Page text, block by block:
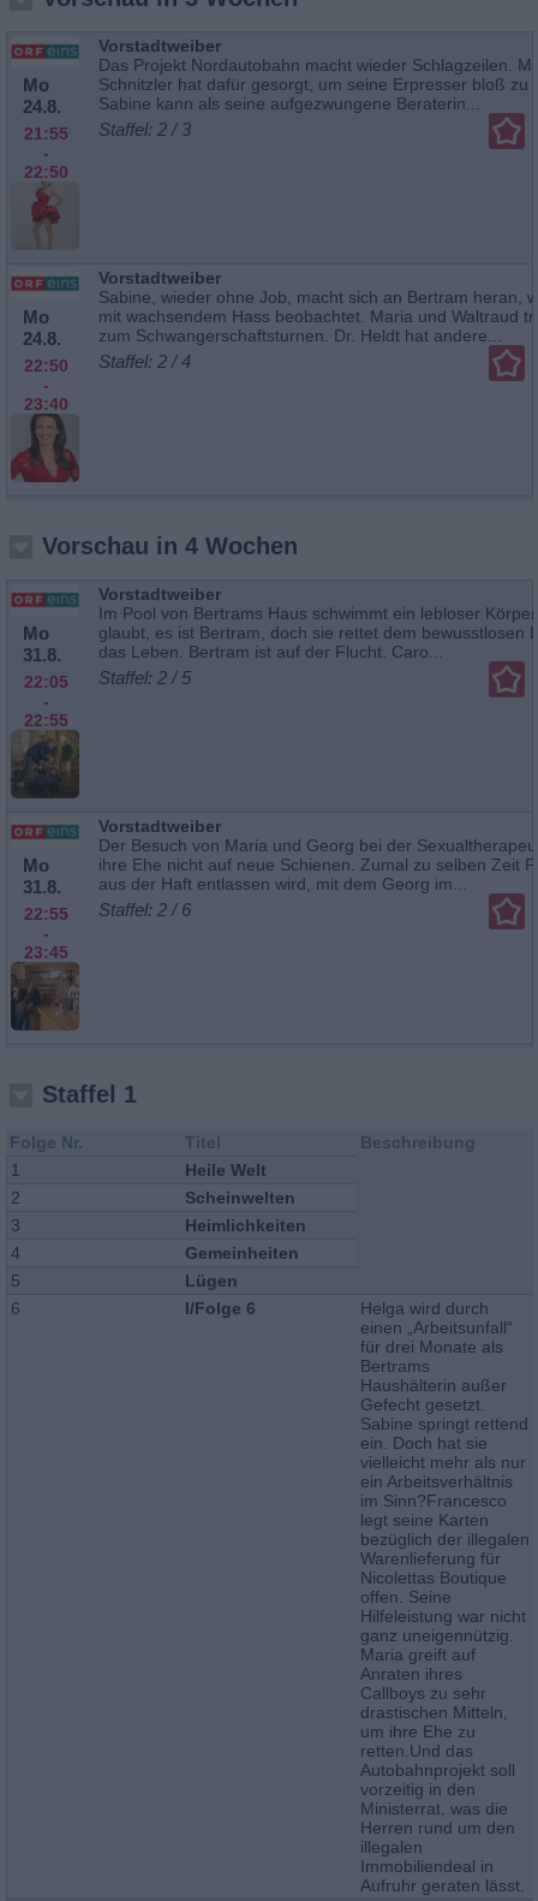
Mo
24.8.
21:55
-
22:50
Vorstadtweiber
Das Projekt Nordautobahn macht wieder Schlagzeilen.
Schnitzler hat dafür gesorgt, um seine Erpresser bloß zu
Sabine kann als seine aufgezwungene Beraterin...
Staffel: 2 / 3
Mo
24.8.
22:50
-
23:40
Vorstadtweiber
Sabine, wieder ohne Job, macht sich an Bertram heran,
mit wachsendem Hass beobachtet. Maria und Waltraud
zum Schwangerschaftsturnen. Dr. Heldt hat andere...
Staffel: 2 / 4
Vorschau in 4 Wochen
Mo
31.8.
22:05
-
22:55
Vorstadtweiber
Im Pool von Bertrams Haus schwimmt ein lebloser
glaubt, es ist Bertram, doch sie rettet dem bewusstlosen
das Leben. Bertram ist auf der Flucht. Caro...
Staffel: 2 / 5
Mo
31.8.
22:55
-
23:45
Vorstadtweiber
Der Besuch von Maria und Georg bei der
ihre Ehe nicht auf neue Schienen. Zumal zu selben Zeit
aus der Haft entlassen wird, mit dem Georg im...
Staffel: 2 / 6
Staffel 1
Folge Nr. Titel
Beschreibung
1
Heile Welt
2
Scheinwelten
3
Heimlichkeiten
4
Gemeinheiten
5
Lügen
6
I/Folge 6
Helga wird durch
einen „Arbeitsunfall“
für drei Monate als
Bertrams
Haushälterin außer
Gefecht gesetzt.
Sabine springt rettend
ein. Doch hat sie
vielleicht mehr als nur
ein Arbeitsverhältnis
im Sinn?Francesco
legt seine Karten
bezüglich der illegalen
Warenlieferung für
Nicolettas Boutique
offen. Seine
Hilfeleistung war nicht
ganz uneigennützig.
Maria greift auf
Anraten ihres
Callboys zu sehr
drastischen Mitteln,
um ihre Ehe zu
retten.Und das
Autobahnprojekt soll
vorzeitig in den
Ministerrat, was die
Herren rund um den
illegalen
Immobiliendeal in
Aufruhr geraten lässt.